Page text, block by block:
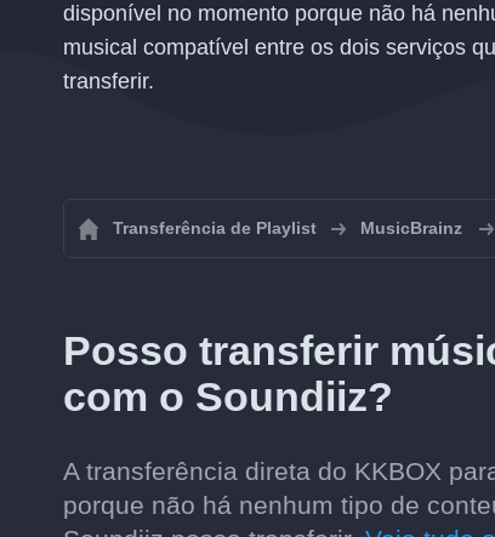
disponível no momento porque não há
musical compatível entre os dois serviços
transferir.
Transferência de Playlist MusicBrainz
Posso transferir
com o Soundiiz?
A transferência direta do KKBOX
porque não há nenhum tipo de